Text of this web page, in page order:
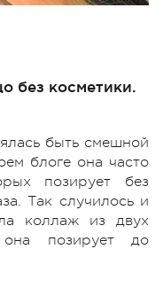
без косметики.
быть смешной
блоге она часто
позирует без
Так случилось и
коллаж из двух
позирует до